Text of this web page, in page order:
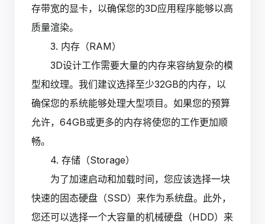
存带宽的显卡，以确保您的3D应用程序能够以高
质量渲染。
3. 内存（RAM）
3D设计工作需要大量的内存来容纳复杂的模
型和纹理。我们建议选择至少32GB的内存，以
确保您的系统能够处理大型项目。如果您的预算
允许，64GB或更多的内存将使您的工作更加顺
畅。
4. 存储（Storage）
为了加速启动和加载时间，您应该选择一块
快速的固态硬盘（SSD）来作为系统盘。此外，
您还可以选择一个大容量的机械硬盘（HDD）来